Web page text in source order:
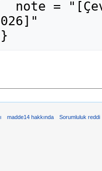
madde14 hakkında Sorumluluk reddi